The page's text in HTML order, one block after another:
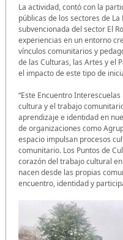
La actividad, contó con la
públicas de los sectores de
subvencionada del sector El
experiencias en un entorno
vínculos comunitarios y
de las Culturas, las Artes y el
el impacto de este tipo de
“Este Encuentro
cultura y el trabajo
aprendizaje e identidad en
de organizaciones como
espacio impulsan procesos
comunitario. Los Puntos de
corazón del trabajo cultural
nacen desde las propias
encuentro, identidad y